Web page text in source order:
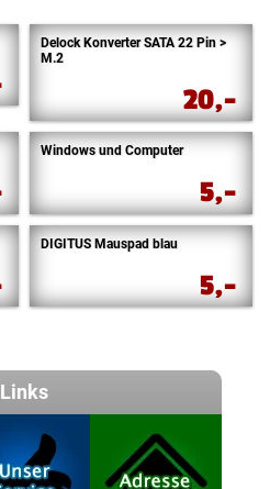
Delock Konverter SATA 22 Pin >
M.2
20,-
Windows und Computer
5,-
DIGITUS Mauspad blau
5,-
Links